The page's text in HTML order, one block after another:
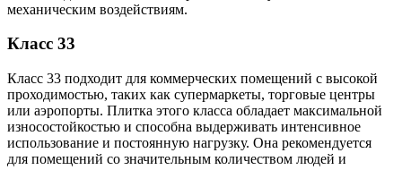
механическим воздействиям.
Класс 33
Класс 33 подходит для коммерческих помещений с высокой
проходимостью, таких как супермаркеты, торговые центры
или аэропорты. Плитка этого класса обладает максимальной
износостойкостью и способна выдерживать интенсивное
использование и постоянную нагрузку. Она рекомендуется
для помещений со значительным количеством людей и